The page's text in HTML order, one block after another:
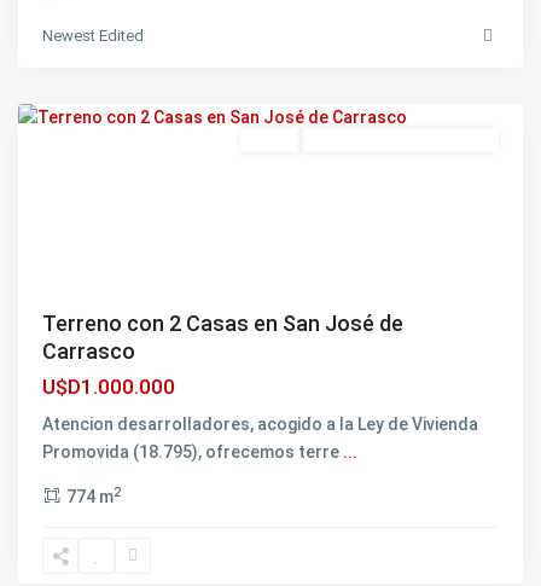
Newest Edited
Terreno con 2 Casas en San José de
Carrasco
U$D1.000.000
Atencion desarrolladores, acogido a la Ley de Vivienda
Promovida (18.795), ofrecemos terre ...
774 m2
de
Costa